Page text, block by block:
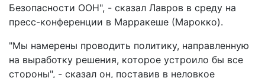
Безопасности ООН", - сказал Лавров в среду на
пресс-конференции в Марракеше (Марокко).
"Мы намерены проводить политику, направленную
на выработку решения, которое устроило бы все
стороны", - сказал он, поставив в неловкое